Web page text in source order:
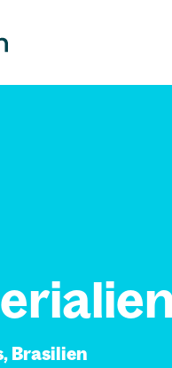
Brasilien